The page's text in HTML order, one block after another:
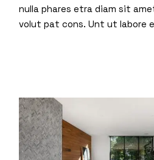
nulla phares etra diam sit
volut pat cons. Unt ut labore